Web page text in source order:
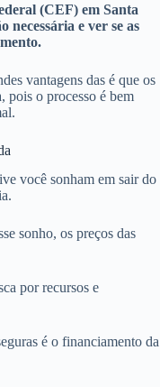
(CEF) em Santa
necessária e ver se as
vantagens das é que os
pois o processo é bem
você sonham em sair do
sonho, os preços das
por recursos e
é o financiamento da